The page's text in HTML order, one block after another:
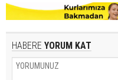
HABERE YORUM KAT